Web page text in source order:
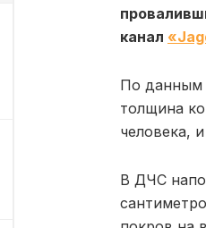
канал
По данным
толщина
человека,
В ДЧС